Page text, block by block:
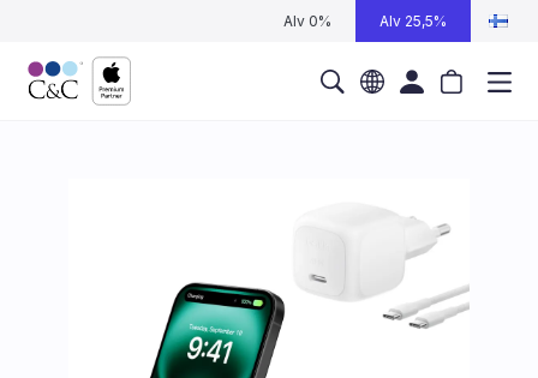
Alv 0% Alv 25,5%